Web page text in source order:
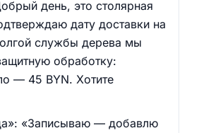
день, это столярная
дату доставки на
службы дерева мы
обработку:
— 45 BYN. Хотите
«Записываю — добавлю